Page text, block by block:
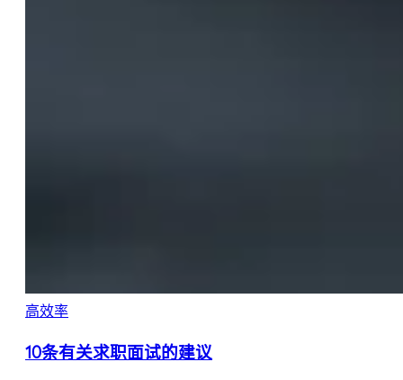
高效率
10条有关求职面试的建议